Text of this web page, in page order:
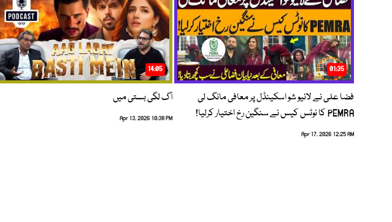
01:35
فضا علی نے لائیو شو اسکینڈل پر معافی مانگ لی
PEMRA کا نوٹس کیس نے سنگین رخ اختیار کرلیا!
Apr 17, 2026 12:25 AM
14:05
آگ لگی بستی میں
Apr 13, 2026 10:38 PM